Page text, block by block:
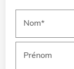
Nom*
Prénom